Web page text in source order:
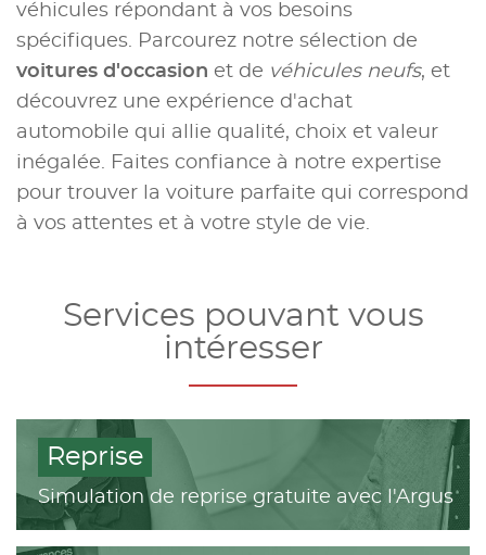
véhicules répondant à vos besoins
spécifiques. Parcourez notre sélection de
voitures d'occasion et de véhicules neufs, et
découvrez une expérience d'achat
automobile qui allie qualité, choix et valeur
inégalée. Faites confiance à notre expertise
pour trouver la voiture parfaite qui correspond
à vos attentes et à votre style de vie.
Services pouvant vous
intéresser
Reprise
Simulation de reprise gratuite avec l'Argus